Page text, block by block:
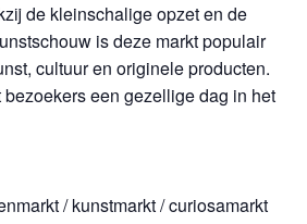
de kleinschalige opzet en de
is deze markt populair
cultuur en originele producten.
een gezellige dag in het
/ kunstmarkt / curiosamarkt